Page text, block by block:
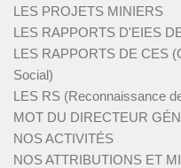
LES PROJETS MINIERS
LES RAPPORTS D'EIES
LES RAPPORTS DE CES
Social)
LES RS (Reconnaissance
MOT DU DIRECTEUR
NOS ACTIVITÉS
NOS ATTRIBUTIONS ET